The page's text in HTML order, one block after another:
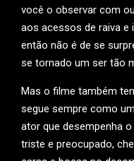
você o observar com
aos acessos de raiva e
então não é de se
se tornado um ser tão
Mas o filme também
segue sempre como
ator que desempenha
triste e preocupado,